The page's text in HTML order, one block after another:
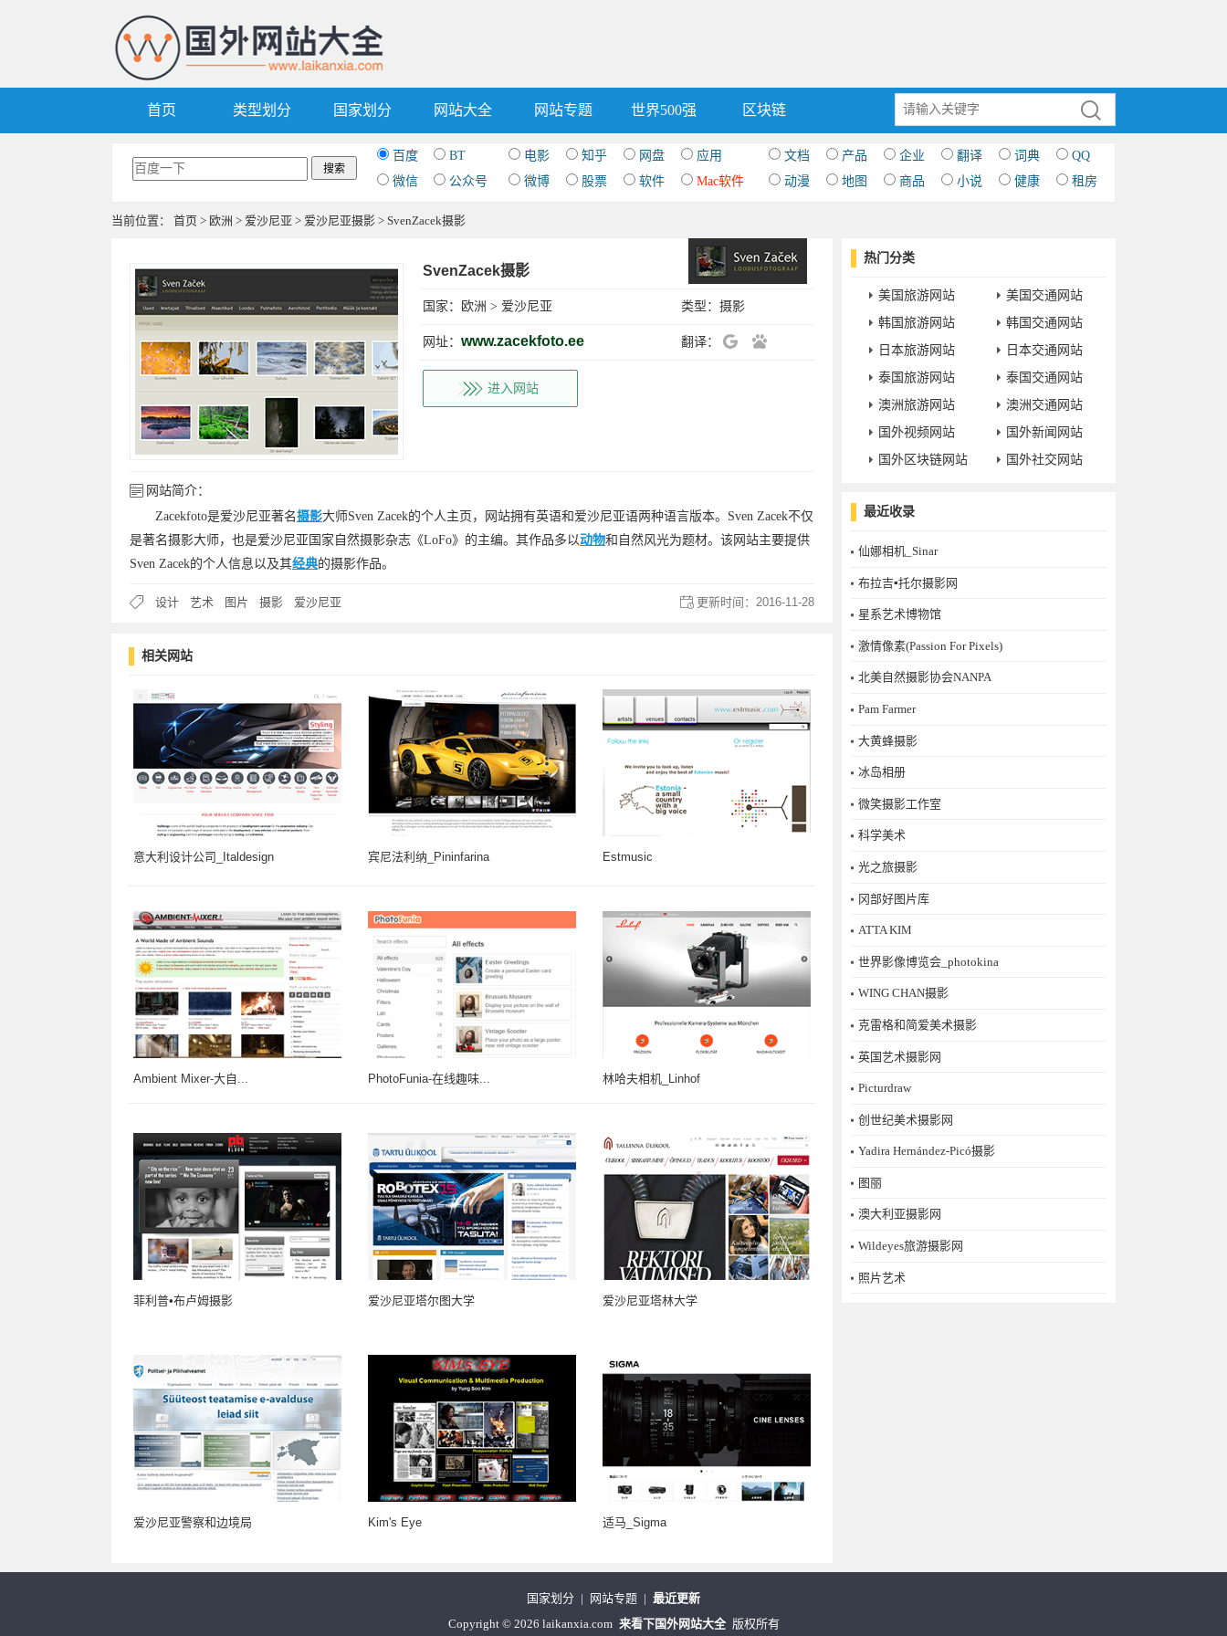
首页 类型划分 国家划分 网站大全 网站专题 世界500强 区块链
百度 BT 电影 知乎 网盘 应用 文档 产品 企业 翻译 词典
QQ
微信
公众号 微博 股票 软件 Mac软件 动漫 地图 商品 小说 健康 租房
当前位置： 首页 > 欧洲 > 爱沙尼亚 > 爱沙尼亚摄影 > SvenZacek摄影
SvenZacek摄影
国家： 欧洲 > 爱沙尼亚 类型： 摄影
网址： www.zacekfoto.ee 翻译：
进入网站
网站简介：
Zacekfoto是爱沙尼亚著名摄影大师Sven Zacek的个人主页，网站拥有英语和爱沙尼亚语两种语言版本。Sven Zacek不仅
是著名摄影大师，也是爱沙尼亚国家自然摄影杂志《LoFo》的主编。其作品多以动物和自然风光为题材。该网站主要提供
Sven Zacek的个人信息以及其经典的摄影作品。
设计 艺术 图片 摄影 爱沙尼亚 更新时间： 2016-11-28
相关网站
意大利设计公司_Italdesign 宾尼法利纳_Pininfarina Estmusic
Ambient Mixer-大自... PhotoFunia-在线趣味... 林哈夫相机_Linhof
菲利普•布卢姆摄影 爱沙尼亚塔尔图大学 爱沙尼亚塔林大学
爱沙尼亚警察和边境局 Kim's Eye 适马_Sigma
热门分类
美国旅游网站
美国交通网站
韩国旅游网站
韩国交通网站
日本旅游网站
日本交通网站
泰国旅游网站
泰国交通网站
澳洲旅游网站
澳洲交通网站
国外视频网站
国外新闻网站
国外区块链网站
国外社交网站
最近收录
仙娜相机_Sinar
布拉吉▪托尔摄影网
星系艺术博物馆
激情像素(Passion For Pixels)
北美自然摄影协会NANPA
Pam Farmer
大黄蜂摄影
冰岛相册
微笑摄影工作室
科学美术
光之旅摄影
冈部好图片库
ATTA KIM
世界影像博览会_photokina
WING CHAN摄影
克雷格和简爱美术摄影
英国艺术摄影网
Picturdraw
创世纪美术摄影网
Yadira Hernández-Picó摄影
图丽
澳大利亚摄影网
Wildeyes旅游摄影网
照片艺术
国家划分 | 网站专题 | 最近更新
Copyright ©2026 laikanxia.com 来看下国外网站大全 版权所有